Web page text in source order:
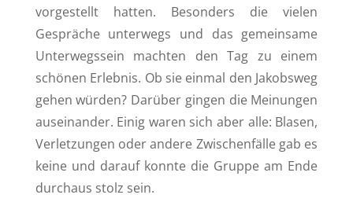
vorgestellt hatten. Besonders die vielen
Gespräche unterwegs und das gemeinsame
Unterwegssein machten den Tag zu einem
schönen Erlebnis. Ob sie einmal den Jakobsweg
gehen würden? Darüber gingen die Meinungen
auseinander. Einig waren sich aber alle: Blasen,
Verletzungen oder andere Zwischenfälle gab es
keine und darauf konnte die Gruppe am Ende
durchaus stolz sein.